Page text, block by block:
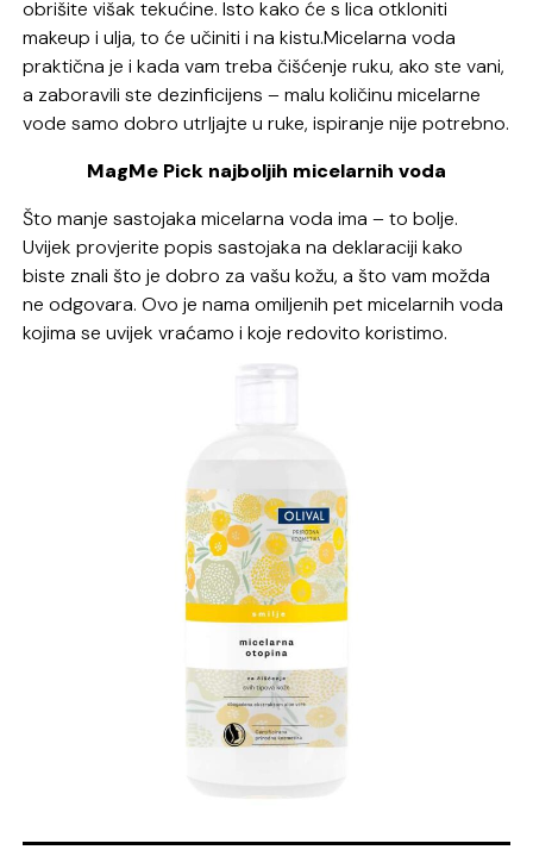
obrišite višak tekućine. Isto kako će s lica otkloniti
makeup i ulja, to će učiniti i na kistu.Micelarna voda
praktična je i kada vam treba čišćenje ruku, ako ste vani,
a zaboravili ste dezinficijens – malu količinu micelarne
vode samo dobro utrljajte u ruke, ispiranje nije potrebno.
MagMe Pick najboljih micelarnih voda
Što manje sastojaka micelarna voda ima – to bolje.
Uvijek provjerite popis sastojaka na deklaraciji kako
biste znali što je dobro za vašu kožu, a što vam možda
ne odgovara. Ovo je nama omiljenih pet micelarnih voda
kojima se uvijek vraćamo i koje redovito koristimo.